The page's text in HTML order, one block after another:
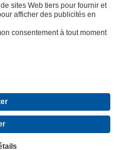
et les robinets
Énergie